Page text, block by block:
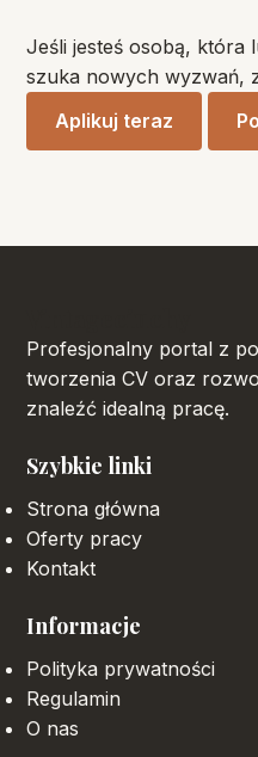
Jeśli jesteś osobą, która
szuka nowych wyzwań,
Aplikuj teraz
Profesjonalny portal z
tworzenia CV oraz
znaleźć idealną pracę.
Szybkie linki
Strona główna
Oferty pracy
Kontakt
Informacje
Polityka prywatności
Regulamin
O nas